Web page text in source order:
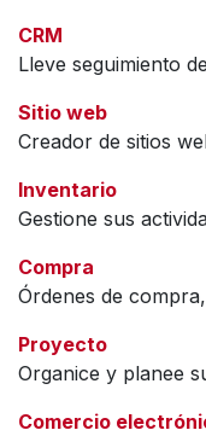
CRM
Lleve seguimiento
Sitio web
Creador de sitios
Inventario
Gestione sus
Compra
Órdenes de
Proyecto
Organice y planee
Comercio